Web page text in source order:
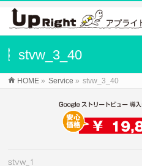
stvw_3_40
HOME » Service » stvw_3_40
stvw_1